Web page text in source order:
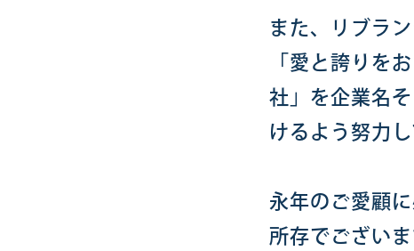
また、リブラ
「愛と誇りを
社」を企業名
けるよう努力し
永年のご愛顧
所存でござい